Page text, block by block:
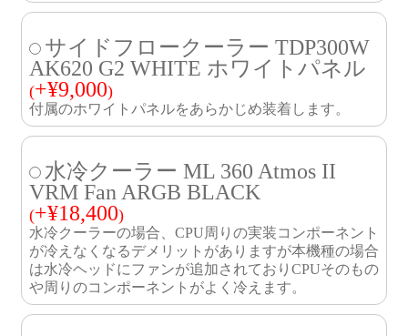
サイドフロークーラー TDP300W
AK620 G2 WHITE ホワイトパネル
(+¥9,000)
付属のホワイトパネルをあらかじめ装着します。
水冷クーラー ML 360 Atmos II
VRM Fan ARGB BLACK
(+¥18,400)
水冷クーラーの場合、CPU周りの実装コンポーネント
が冷えなくなるデメリットがありますが本機種の場合
は水冷ヘッドにファンが追加されておりCPUそのもの
や周りのコンポーネントがよく冷えます。